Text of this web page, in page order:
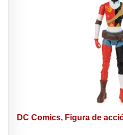
DC Comics, Figura de